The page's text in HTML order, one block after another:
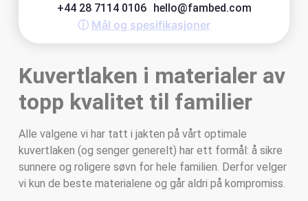
+44 28 7114 0106 hello@fambed.com
ⓘ Mål og spesifikasjoner
Kuvertlaken i materialer av
topp kvalitet til familier
Alle valgene vi har tatt i jakten på vårt optimale
kuvertlaken (og senger generelt) har ett formål: å sikre
sunnere og roligere søvn for hele familien. Derfor velger
vi kun de beste materialene og går aldri på kompromiss.